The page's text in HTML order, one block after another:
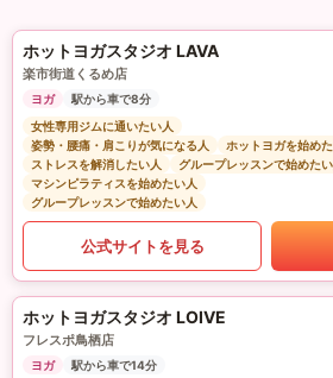
ホットヨガスタジオ LAVA
楽市街道くるめ店
ヨガ
駅から車で8分
女性専用ジムに通いたい人
姿勢・腰痛・肩こりが気になる人
ホットヨガを始め
ストレスを解消したい人
グループレッスンで始めた
マシンピラティスを始めたい人
グループレッスンで始めたい人
公式サイトを見る
ホットヨガスタジオ LOIVE
フレスポ鳥栖店
ヨガ
駅から車で14分